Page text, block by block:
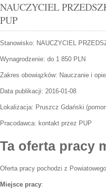
NAUCZYCIEL
PUP
Stanowisko: NAUCZYCIEL
Wynagrodzenie: do 1 850 PLN
Zakres obowiązków: Nauczanie i
Data publikacji: 2016-01-08
Lokalizacja: Pruszcz Gdański (
Pracodawca: kontakt przez PUP
Ta oferta pracy
Oferta pracy pochodzi z
Miejsce pracy: